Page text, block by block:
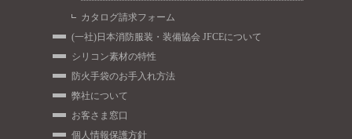
カタログ請求フォーム
(一社)日本消防服装・装備協会 JFCEについて
シリコン素材の特性
防火手袋のお手入れ方法
弊社について
お客さま窓口
個人情報保護方針